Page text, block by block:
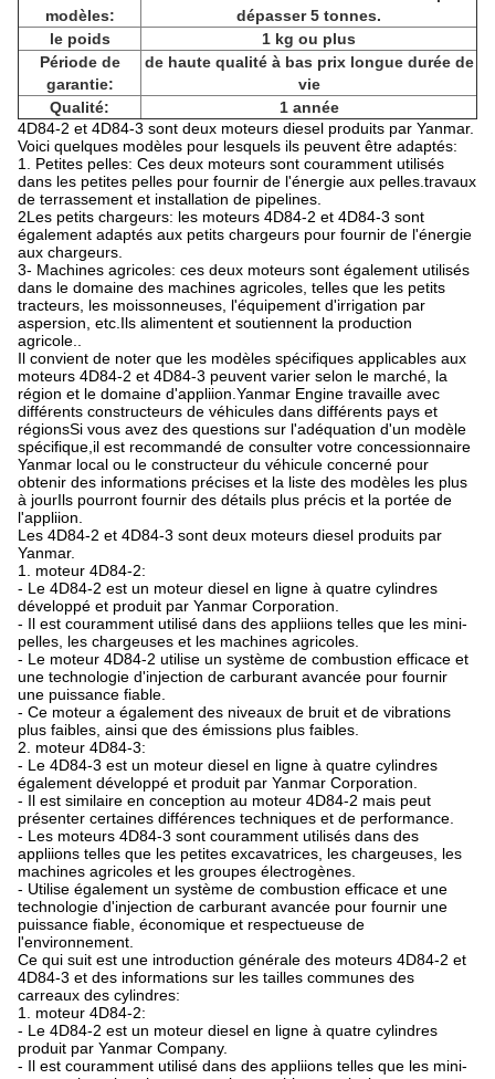
modèles:
dépasser 5 tonnes.
le poids
1 kg ou plus
Période de
garantie:
de haute qualité à bas prix longue durée de
vie
Qualité:
1 année
4D84-2 et 4D84-3 sont deux moteurs diesel produits par Yanmar.
Voici quelques modèles pour lesquels ils peuvent être adaptés:
1. Petites pelles: Ces deux moteurs sont couramment utilisés
dans les petites pelles pour fournir de l'énergie aux pelles.travaux
de terrassement et installation de pipelines.
2Les petits chargeurs: les moteurs 4D84-2 et 4D84-3 sont
également adaptés aux petits chargeurs pour fournir de l'énergie
aux chargeurs.
3- Machines agricoles: ces deux moteurs sont également utilisés
dans le domaine des machines agricoles, telles que les petits
tracteurs, les moissonneuses, l'équipement d'irrigation par
aspersion, etc.Ils alimentent et soutiennent la production
agricole..
Il convient de noter que les modèles spécifiques applicables aux
moteurs 4D84-2 et 4D84-3 peuvent varier selon le marché, la
région et le domaine d'appliion.Yanmar Engine travaille avec
différents constructeurs de véhicules dans différents pays et
régionsSi vous avez des questions sur l'adéquation d'un modèle
spécifique,il est recommandé de consulter votre concessionnaire
Yanmar local ou le constructeur du véhicule concerné pour
obtenir des informations précises et la liste des modèles les plus
à jourIls pourront fournir des détails plus précis et la portée de
l'appliion.
Les 4D84-2 et 4D84-3 sont deux moteurs diesel produits par
Yanmar.
1. moteur 4D84-2:
- Le 4D84-2 est un moteur diesel en ligne à quatre cylindres
développé et produit par Yanmar Corporation.
- Il est couramment utilisé dans des appliions telles que les mini-
pelles, les chargeuses et les machines agricoles.
- Le moteur 4D84-2 utilise un système de combustion efficace et
une technologie d'injection de carburant avancée pour fournir
une puissance fiable.
- Ce moteur a également des niveaux de bruit et de vibrations
plus faibles, ainsi que des émissions plus faibles.
2. moteur 4D84-3:
- Le 4D84-3 est un moteur diesel en ligne à quatre cylindres
également développé et produit par Yanmar Corporation.
- Il est similaire en conception au moteur 4D84-2 mais peut
présenter certaines différences techniques et de performance.
- Les moteurs 4D84-3 sont couramment utilisés dans des
appliions telles que les petites excavatrices, les chargeuses, les
machines agricoles et les groupes électrogènes.
- Utilise également un système de combustion efficace et une
technologie d'injection de carburant avancée pour fournir une
puissance fiable, économique et respectueuse de
l'environnement.
Ce qui suit est une introduction générale des moteurs 4D84-2 et
4D84-3 et des informations sur les tailles communes des
carreaux des cylindres:
1. moteur 4D84-2:
- Le 4D84-2 est un moteur diesel en ligne à quatre cylindres
produit par Yanmar Company.
- Il est couramment utilisé dans des appliions telles que les mini-